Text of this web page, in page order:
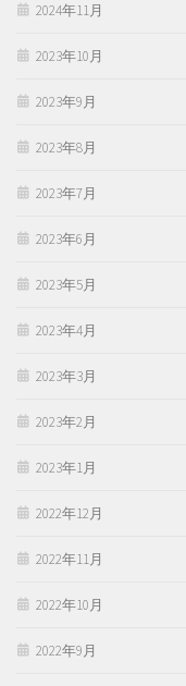
2024年11月
2023年10月
2023年9月
2023年8月
2023年7月
2023年6月
2023年5月
2023年4月
2023年3月
2023年2月
2023年1月
2022年12月
2022年11月
2022年10月
2022年9月